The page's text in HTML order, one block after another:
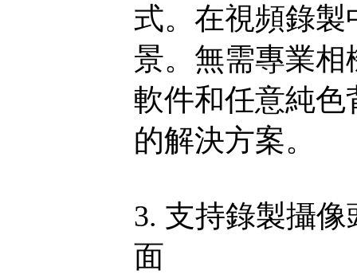
式。在視頻錄
景。無需專業
軟件和任意純
的解決方案。
3. 支持錄製攝
面